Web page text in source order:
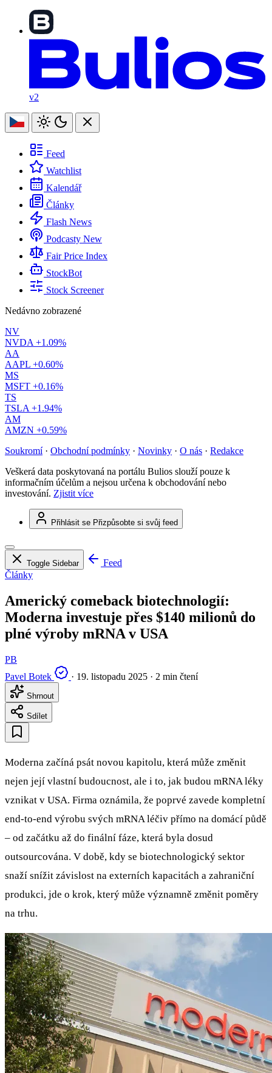
v2
Feed
Watchlist
Kalendář
Články
Flash News
Podcasty New
Fair Price Index
StockBot
Stock Screener
Nedávno zobrazené
NV
NVDA +1.09%
AA
AAPL +0.60%
MS
MSFT +0.16%
TS
TSLA +1.94%
AM
AMZN +0.59%
Soukromí · Obchodní podmínky · Novinky · O nás · Redakce
Veškerá data poskytovaná na portálu Bulios slouží pouze k
informačním účelům a nejsou určena k obchodování nebo
investování. Zjistit více
Přihlásit se Přizpůsobte si svůj feed
Toggle Sidebar
Feed
Články
Americký comeback biotechnologií:
Moderna investuje přes $140 milionů do
plné výroby mRNA v USA
PB
Pavel Botek
· 19. listopadu 2025 · 2 min čtení
Shrnout
Sdílet
Moderna začíná psát novou kapitolu, která může změnit
nejen její vlastní budoucnost, ale i to, jak budou mRNA léky
vznikat v USA. Firma oznámila, že poprvé zavede kompletní
end-to-end výrobu svých mRNA léčiv přímo na domácí půdě
– od začátku až do finální fáze, která byla dosud
outsourcována. V době, kdy se biotechnologický sektor
snaží snížit závislost na externích kapacitách a zahraniční
produkci, jde o krok, který může významně změnit poměry
na trhu.